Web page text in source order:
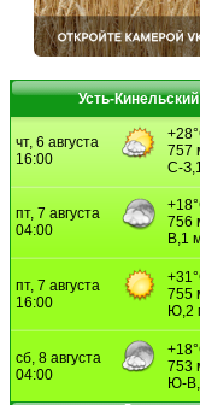
Усть-Кинельский